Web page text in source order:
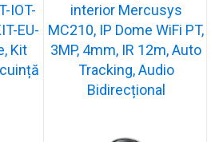
IOT-
EU-
Kit
interior Mercusys
MC210, IP Dome WiFi PT,
3MP, 4mm, IR 12m, Auto
Tracking, Audio
Bidirecțional